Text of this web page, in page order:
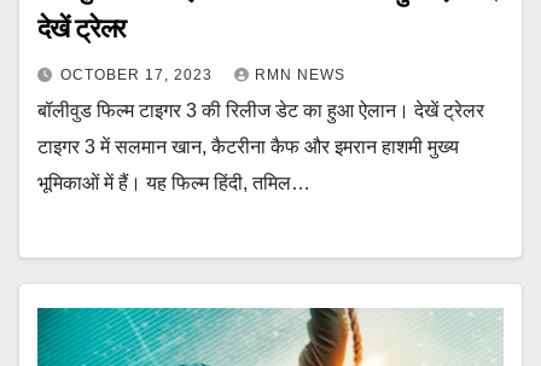
देखें ट्रेलर
OCTOBER 17, 2023 RMN NEWS
बॉलीवुड फिल्म टाइगर 3 की रिलीज डेट का हुआ ऐलान। देखें ट्रेलर
टाइगर 3 में सलमान खान, कैटरीना कैफ और इमरान हाशमी मुख्य
भूमिकाओं में हैं। यह फिल्म हिंदी, तमिल…